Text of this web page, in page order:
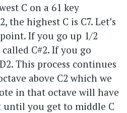
C on a 61 key
the highest C is C7. Let’s
If you go up 1/2
C#2. If you go
This process continues
above C2 which we
in that octave will have
you get to middle C